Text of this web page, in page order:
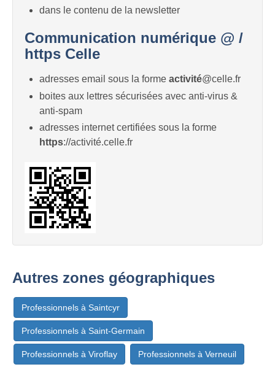
dans le contenu de la newsletter
Communication numérique @ /
https Celle
adresses email sous la forme activité@celle.fr
boites aux lettres sécurisées avec anti-virus &
anti-spam
adresses internet certifiées sous la forme
https://activité.celle.fr
Autres zones géographiques
Professionnels à Saintcyr
Professionnels à Saint-Germain
Professionnels à Viroflay Professionnels à Verneuil